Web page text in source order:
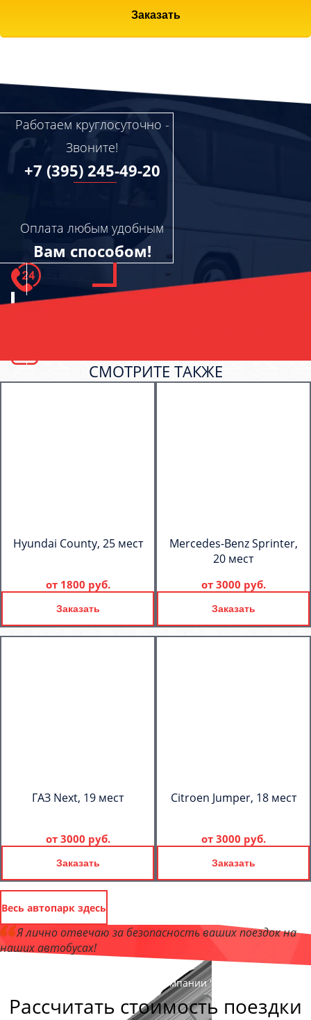
Заказать
Работаем круглосуточно -
Звоните!
+7 (395) 245-49-20
Оплата любым удобным
Вам способом!
СМОТРИТЕ ТАКЖЕ
Hyundai County, 25 мест
от 1800 руб.
Заказать
Mercedes-Benz Sprinter,
20 мест
от 3000 руб.
Заказать
ГАЗ Next, 19 мест
от 3000 руб.
Заказать
Citroen Jumper, 18 мест
от 3000 руб.
Заказать
Весь автопарк здесь
Я лично отвечаю за безопасность ваших поездок на
наших автобусах!
, директор компании "БайкалБас"
Рассчитать стоимость поездки